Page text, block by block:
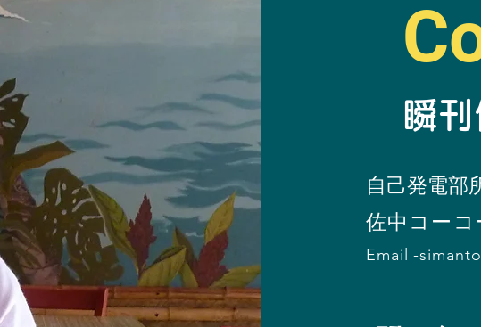
瞬
自己発電部
佐中コーコ
Email -